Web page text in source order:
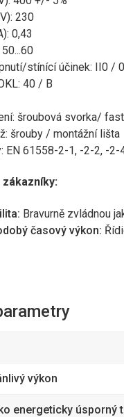
230
0,43
50...60
stínící účinek: II0 /
40 / B
šroubová svorka/
šrouby / montážní lišta
EN 61558-2-1, -2-2, -2-
zákazníky:
Bravurně zvládnou
časový výkon:
výkon
energeticky úsporný